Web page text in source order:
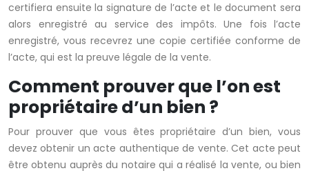
certifiera ensuite la signature de l’acte et le document sera
alors enregistré au service des impôts. Une fois l’acte
enregistré, vous recevrez une copie certifiée conforme de
l’acte, qui est la preuve légale de la vente.
Comment prouver que l’on est
propriétaire d’un bien ?
Pour prouver que vous êtes propriétaire d’un bien, vous
devez obtenir un acte authentique de vente. Cet acte peut
être obtenu auprès du notaire qui a réalisé la vente, ou bien